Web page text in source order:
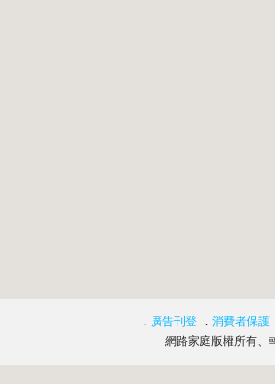
． 廣告刊登 ． 消費者保護
網路家庭版權所有、